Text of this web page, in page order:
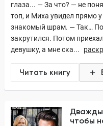
глаза... — За что? — не
топ, и Миха увидел прямо
знакомый шрам. — Так…
закрутился. Потом
девушку, а мне ска...
Читать книгу
Дважды
чтобы